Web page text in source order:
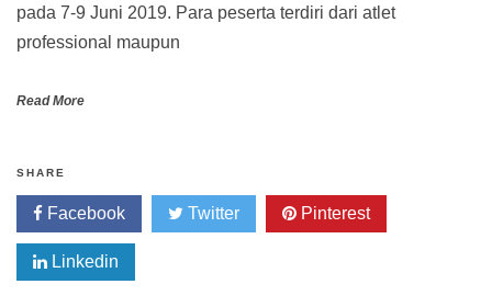
pada 7-9 Juni 2019. Para peserta terdiri dari atlet
professional maupun
Read More
SHARE
Facebook Twitter Pinterest
Linkedin